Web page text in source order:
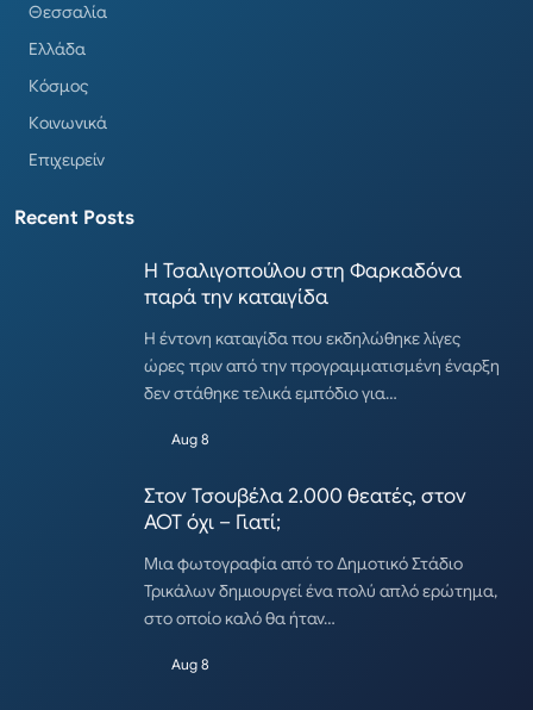
Θεσσαλία
Ελλάδα
Κόσμος
Κοινωνικά
Επιχειρείν
Recent Posts
Η Τσαλιγοπούλου στη Φαρκαδόνα
παρά την καταιγίδα
Η έντονη καταιγίδα που εκδηλώθηκε λίγες
ώρες πριν από την προγραμματισμένη έναρξη
δεν στάθηκε τελικά εμπόδιο για…
Aug 8
Στον Τσουβέλα 2.000 θεατές, στον
ΑΟΤ όχι – Γιατί;
Μια φωτογραφία από το Δημοτικό Στάδιο
Τρικάλων δημιουργεί ένα πολύ απλό ερώτημα,
στο οποίο καλό θα ήταν…
Aug 8